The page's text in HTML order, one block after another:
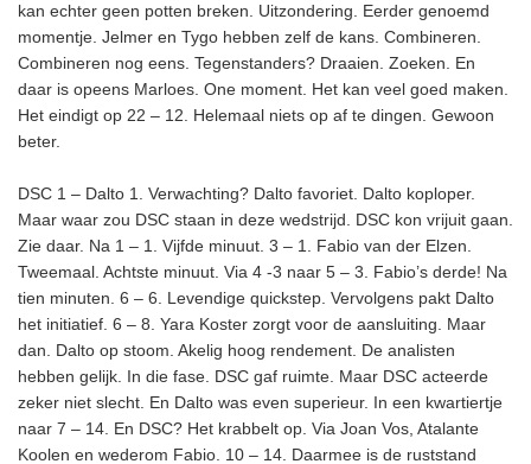
kan echter geen potten breken. Uitzondering. Eerder genoemd
momentje. Jelmer en Tygo hebben zelf de kans. Combineren.
Combineren nog eens. Tegenstanders? Draaien. Zoeken. En
daar is opeens Marloes. One moment. Het kan veel goed maken.
Het eindigt op 22 – 12. Helemaal niets op af te dingen. Gewoon
beter.
DSC 1 – Dalto 1. Verwachting? Dalto favoriet. Dalto koploper.
Maar waar zou DSC staan in deze wedstrijd. DSC kon vrijuit gaan.
Zie daar. Na 1 – 1. Vijfde minuut. 3 – 1. Fabio van der Elzen.
Tweemaal. Achtste minuut. Via 4 -3 naar 5 – 3. Fabio’s derde! Na
tien minuten. 6 – 6. Levendige quickstep. Vervolgens pakt Dalto
het initiatief. 6 – 8. Yara Koster zorgt voor de aansluiting. Maar
dan. Dalto op stoom. Akelig hoog rendement. De analisten
hebben gelijk. In die fase. DSC gaf ruimte. Maar DSC acteerde
zeker niet slecht. En Dalto was even superieur. In een kwartiertje
naar 7 – 14. En DSC? Het krabbelt op. Via Joan Vos, Atalante
Koolen en wederom Fabio. 10 – 14. Daarmee is de ruststand